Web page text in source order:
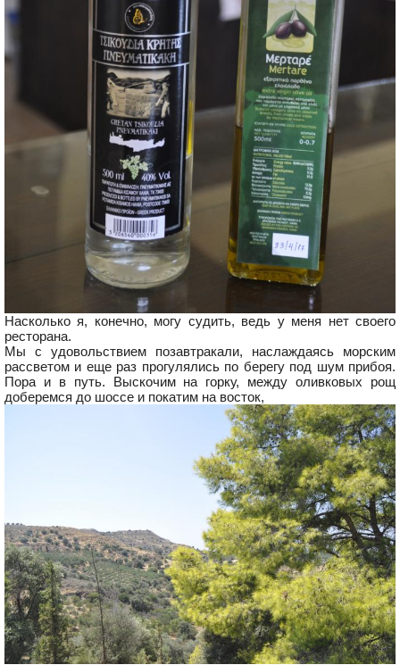
Насколько я, конечно, могу судить, ведь у меня нет своего
ресторана.
Мы с удовольствием позавтракали, наслаждаясь морским
рассветом и еще раз прогулялись по берегу под шум прибоя.
Пора и в путь. Выскочим на горку, между оливковых рощ
доберемся до шоссе и покатим на восток,